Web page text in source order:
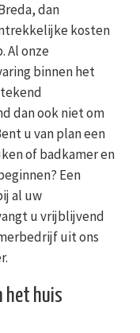
dan
kosten
Al onze
binnen het
dan ook niet om
u van plan een
of badkamer en
Een
al uw
u vrijblijvend
uit ons
het huis